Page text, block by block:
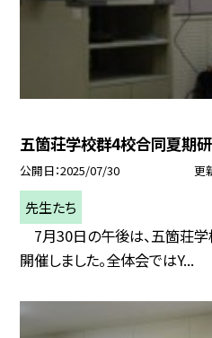
五箇荘学校群4校合同夏期
公開日 2025/07/30 更
先生たち
7月30日の午後は、五箇荘
開催しました。全体会ではY...